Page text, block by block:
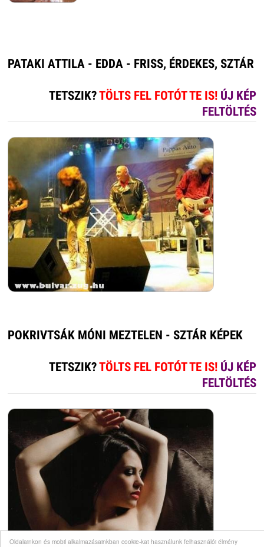
Oldalainkon és mobil alkalmazásainkban cookie-kat használunk felhasználói élmény
PATAKI ATTILA - EDDA - FRISS, ÉRDEKES, SZTÁR
TETSZIK?TÖLTS FEL FOTÓT TE IS! ÚJ KÉP
FELTÖLTÉS
POKRIVTSÁK MÓNI MEZTELEN - SZTÁR KÉPEK
TETSZIK?TÖLTS FEL FOTÓT TE IS! ÚJ KÉP
FELTÖLTÉS